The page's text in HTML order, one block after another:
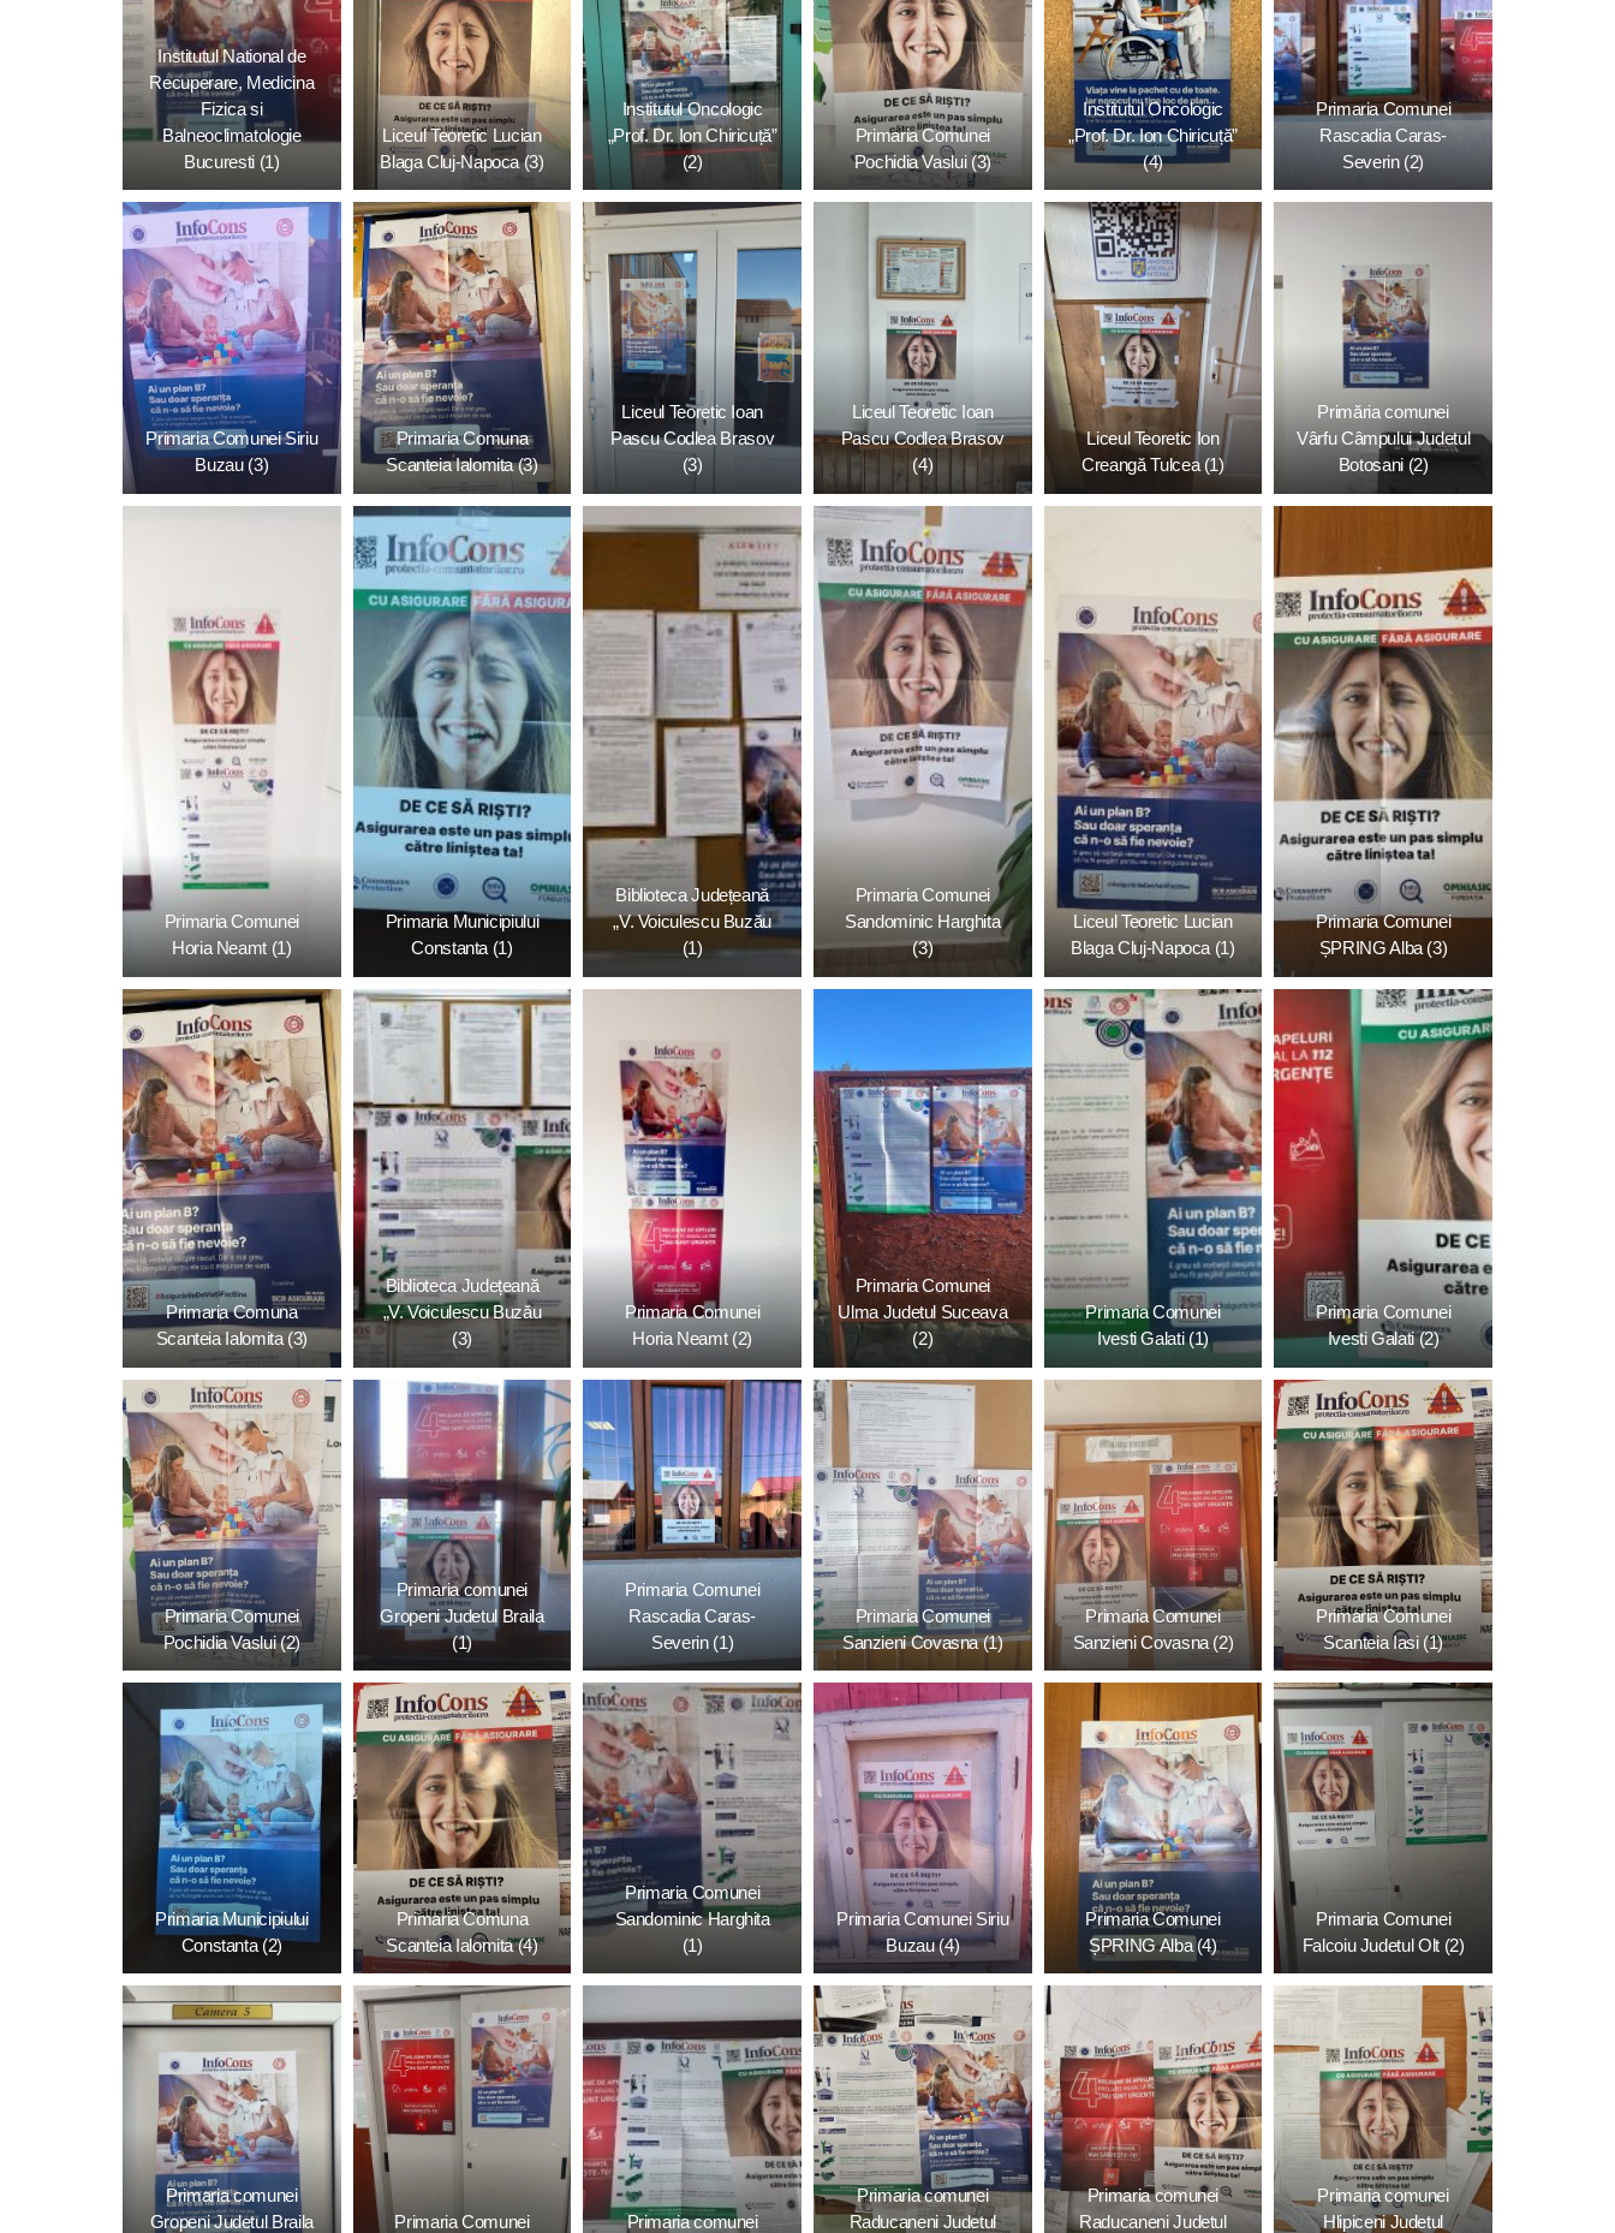
Institutul National de
Recuperare, Medicina
Fizica si
Balneoclimatologie
Bucuresti (1)
Liceul Teoretic Lucian
Blaga Cluj-Napoca (3)
Institutul Oncologic
„Prof. Dr. Ion Chiricuță”
(2)
Primaria Comunei
Pochidia Vaslui (3)
Institutul Oncologic
„Prof. Dr. Ion Chiricuță”
(4)
Primaria Comunei
Rascadia Caras-
Severin (2)
Primaria Comunei Siriu
Buzau (3)
Primaria Comuna
Scanteia Ialomita (3)
Liceul Teoretic Ioan
Pascu Codlea Brasov
(3)
Liceul Teoretic Ioan
Pascu Codlea Brasov
(4)
Liceul Teoretic Ion
Creangă Tulcea (1)
Primăria comunei
Vârfu Câmpului Judetul
Botosani (2)
Primaria Comunei
Horia Neamt (1)
Primaria Municipiului
Constanta (1)
Biblioteca Județeană
„V. Voiculescu Buzău
(1)
Primaria Comunei
Sandominic Harghita
(3)
Liceul Teoretic Lucian
Blaga Cluj-Napoca (1)
Primaria Comunei
ȘPRING Alba (3)
Primaria Comuna
Scanteia Ialomita (3)
Biblioteca Județeană
„V. Voiculescu Buzău
(3)
Primaria Comunei
Horia Neamt (2)
Primaria Comunei
Ulma Judetul Suceava
(2)
Primaria Comunei
Ivesti Galati (1)
Primaria Comunei
Ivesti Galati (2)
Primaria Comunei
Pochidia Vaslui (2)
Primaria comunei
Gropeni Judetul Braila
(1)
Primaria Comunei
Rascadia Caras-
Severin (1)
Primaria Comunei
Sanzieni Covasna (1)
Primaria Comunei
Sanzieni Covasna (2)
Primaria Comunei
Scanteia Iasi (1)
Primaria Municipiului
Constanta (2)
Primaria Comuna
Scanteia Ialomita (4)
Primaria Comunei
Sandominic Harghita
(1)
Primaria Comunei Siriu
Buzau (4)
Primaria Comunei
ȘPRING Alba (4)
Primaria Comunei
Falcoiu Judetul Olt (2)
Primaria comunei
Gropeni Judetul Braila
Primaria Comunei Primaria comunei
Primaria comunei
Raducaneni Judetul
Primaria comunei
Raducaneni Judetul
Primaria comunei
Hlipiceni Judetul